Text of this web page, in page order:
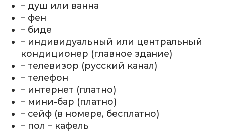
– душ или ванна
– фен
– биде
– индивидуальный или центральный
кондиционер (главное здание)
– телевизор (русский канал)
– телефон
– интернет (платно)
– мини-бар (платно)
– сейф (в номере, бесплатно)
– пол – кафель